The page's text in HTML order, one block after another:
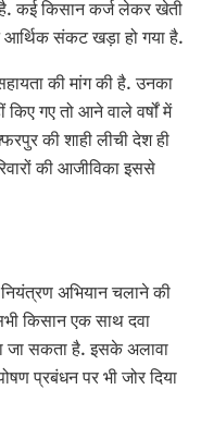
कई किसान कर्ज लेकर खेती
संकट खड़ा हो गया है.
की मांग की है. उनका
किए गए तो आने वाले वर्षों में
की शाही लीची देश ही
की आजीविका इससे
अभियान चलाने की
किसान एक साथ दवा
जा सकता है. इसके अलावा
प्रबंधन पर भी जोर दिया